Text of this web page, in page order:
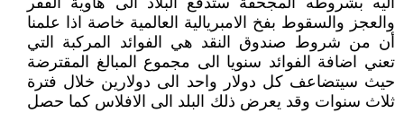
والعجز والسقوط بفخ الامبريالية العالمية خاصة اذا علمنا
أن من شروط صندوق النقد هي الفوائد المركبة التي
تعني اضافة الفوائد سنويا الى مجموع المبالغ المقترضة
حيث سيتضاعف كل دولار واحد الى دولارين خلال فترة
ثلاث سنوات وقد يعرض ذلك البلد الى الافلاس كما حصل